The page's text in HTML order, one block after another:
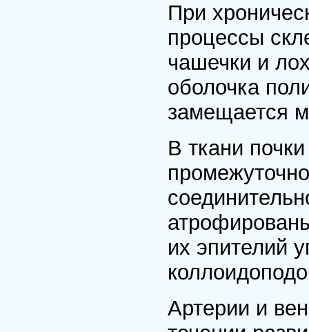
При
процессы
чашечки и
оболочка
замещается
В ткани
их эпителий
Артерии и